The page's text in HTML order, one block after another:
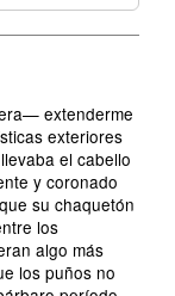
extenderme
exteriores
el cabello
y coronado
su chaquetón
los
algo más
los puños no